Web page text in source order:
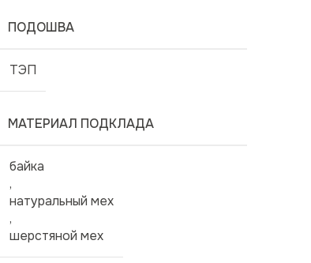
ПОДОШВА
ТЭП
МАТЕРИАЛ ПОДКЛАДА
байка
,
натуральный мех
,
шерстяной мех